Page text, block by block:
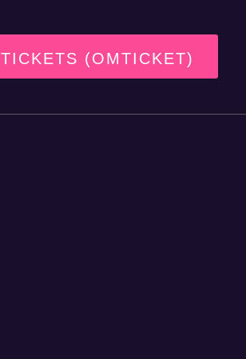
TICKETS (OMTICKET)